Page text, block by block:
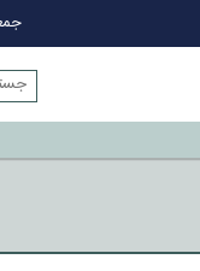
جمعه ۱۶